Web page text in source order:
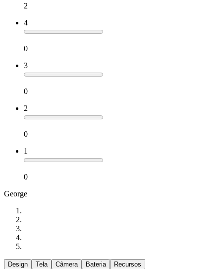
2
4
0
3
0
2
0
1
0
George
Design Tela Câmera Bateria Recursos